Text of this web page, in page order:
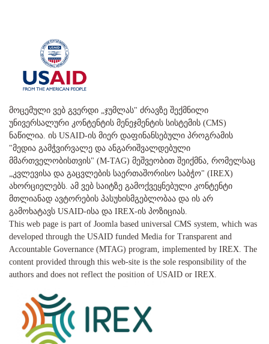
მოცემული ვებ გვერდი „ჯუმლას" ძრავზე შექმნილი
უნივერსალური კონტენტის მენეჯმენტის სისტემის (CMS)
ნაწილია. ის USAID-ის მიერ დაფინანსებული პროგრამის
"მედია გამჭვირვალე და ანგარიშვალდებული
მმართველობისთვის" (M-TAG) მეშვეობით შეიქმნა, რომელსაც
„კვლევისა და გაცვლების საერთაშორისო საბჭო" (IREX)
ახორციელებს. ამ ვებ საიტზე გამოქვეყნებული კონტენტი
მთლიანად ავტორების პასუხისმგებლობაა და ის არ
გამოხატავს USAID-ისა და IREX-ის პოზიციას.
This web page is part of Joomla based universal CMS system, which was
developed through the USAID funded Media for Transparent and
Accountable Governance (MTAG) program, implemented by IREX. The
content provided through this web-site is the sole responsibility of the
authors and does not reflect the position of USAID or IREX.